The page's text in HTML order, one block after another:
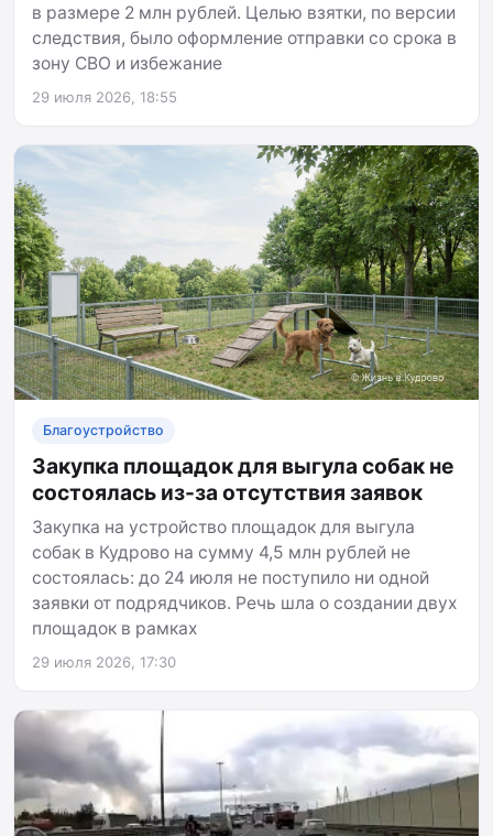
в размере 2 млн рублей. Целью взятки, по версии
следствия, было оформление отправки со срока в
зону СВО и избежание
29 июля 2026, 18:55
Благоустройство
Закупка площадок для выгула собак не
состоялась из-за отсутствия заявок
Закупка на устройство площадок для выгула
собак в Кудрово на сумму 4,5 млн рублей не
состоялась: до 24 июля не поступило ни одной
заявки от подрядчиков. Речь шла о создании двух
площадок в рамках
29 июля 2026, 17:30